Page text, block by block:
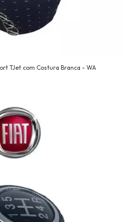
TJet com Costura Branca - WA